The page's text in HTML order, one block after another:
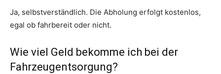
Ja, selbstverständlich. Die Abholung erfolgt kostenlos,
egal ob fahrbereit oder nicht.
Wie viel Geld bekomme ich bei der
Fahrzeugentsorgung?